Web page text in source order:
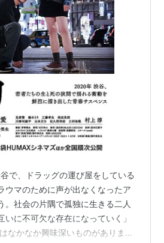
で、ドラッグの運び屋をしている
ウマのために声が出なくなったア
。社会の片隅で孤独に生きる二人
いに不可欠な存在になっていく」
なかなか興味深いものがありま